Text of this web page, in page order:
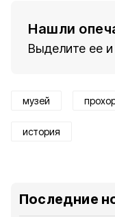
Нашли
Выделите ее
музей
история
Последние